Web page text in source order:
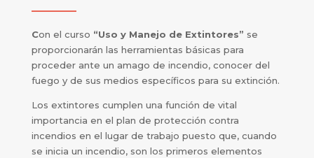
Con el curso “Uso y Manejo de Extintores” se
proporcionarán las herramientas básicas para
proceder ante un amago de incendio, conocer del
fuego y de sus medios específicos para su extinción.
Los extintores cumplen una función de vital
importancia en el plan de protección contra
incendios en el lugar de trabajo puesto que, cuando
se inicia un incendio, son los primeros elementos